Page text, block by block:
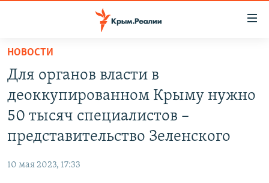
Вернуться
основному
содержанию
Вернутся
главной
Вернутся
СПЕЦПРОЕКТЫ
ВОДА
РАДІО СВОБОДА
НОВОСТИ
Для органов власти в
деоккупированном Крыму нужно
50 тысяч специалистов –
представительство Зеленского
10 мая 2023, 17:33